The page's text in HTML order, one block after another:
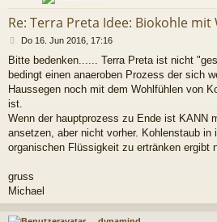
Re: Terra Preta Idee: Biokohle
B
i
t
r
a
g
Do 16. Jun 2016, 17:16
Bitte bedenken...... Terra Preta ist nicht
bedingt einen anaeroben Prozess der sich
Haussegen noch mit dem Wohlfühlen von
ist.
Wenn der hauptprozess zu Ende ist KANN
ansetzen, aber nicht vorher. Kohlenstaub in
organischen Flüssigkeit zu ertränken ergibt
gruss
Michael